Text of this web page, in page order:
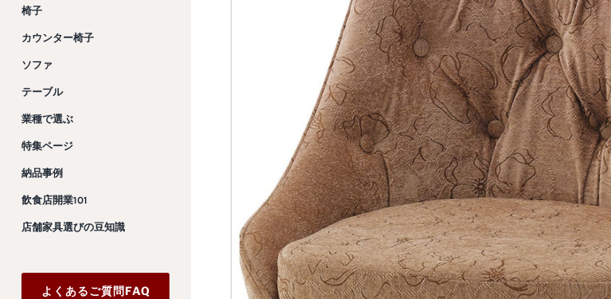
椅子
カウンター椅子
ソファ
テーブル
業種で選ぶ
特集ページ
納品事例
飲食店開業101
店舗家具選びの豆知識
よくあるご質問FAQ